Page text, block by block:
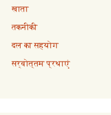
खाता
तकनीकी
दल का सहयोग
सर्वोत्तम प्रथाएं